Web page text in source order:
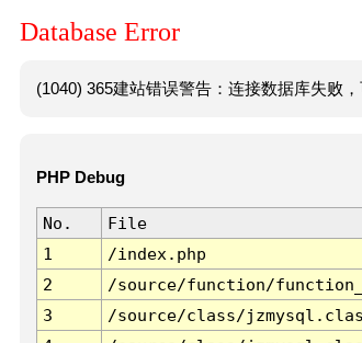
Database Error
(1040) 365建站错误警告：连接数据库失败
PHP Debug
No. File
1
/index.php
2
/source/function/
3
/source/class/